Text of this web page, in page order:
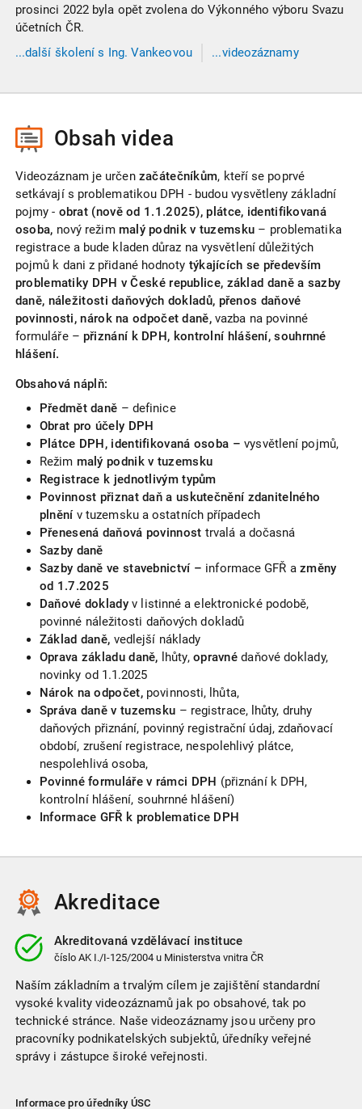
prosinci 2022 byla opět zvolena do Výkonného výboru Svazu
účetních ČR.
...další školení s Ing. Vankeovou
...videozáznamy
Obsah videa
Videozáznam je určen začátečníkům, kteří se poprvé
setkávají s problematikou DPH - budou vysvětleny základní
pojmy - obrat (nově od 1.1.2025), plátce, identifikovaná
osoba, nový režim malý podnik v tuzemsku – problematika
registrace a bude kladen důraz na vysvětlení důležitých
pojmů k dani z přidané hodnoty týkajících se především
problematiky DPH v České republice, základ daně a sazby
daně, náležitosti daňových dokladů, přenos daňové
povinnosti, nárok na odpočet daně,vazba na povinné
formuláře – přiznání k DPH, kontrolní hlášení, souhrnné
hlášení.
Obsahová náplň:
Předmět daně – definice
Obrat pro účely DPH
Plátce DPH, identifikovaná osoba – vysvětlení pojmů,
Režim malý podnik v tuzemsku
Registrace k jednotlivým typům
Povinnost přiznat daň a uskutečnění zdanitelného
plnění v tuzemsku a ostatních případech
Přenesená daňová povinnost trvalá a dočasná
Sazby daně
Sazby daně ve stavebnictví – informace GFŘ azměny
od 1.7.2025
Daňové dokladyv listinné a elektronické podobě,
povinné náležitosti daňových dokladů
Základ daně, vedlejší náklady
Oprava základu daně, lhůty,opravnédaňové doklady,
novinky od 1.1.2025
Nárok na odpočet, povinnosti, lhůta,
Správa daně v tuzemsku – registrace, lhůty, druhy
daňových přiznání, povinný registrační údaj, zdaňovací
období, zrušení registrace, nespolehlivý plátce,
nespolehlivá osoba,
Povinné formuláře v rámci DPH (přiznání k DPH,
kontrolní hlášení, souhrnné hlášení)
Informace GFŘ k problematice DPH
Akreditace
Akreditovaná vzdělávací instituce
číslo AK I./I-125/2004u Ministerstva vnitra ČR
Naším základním a trvalým cílem je zajištění standardní
vysoké kvality videozáznamů jak po obsahové, tak po
technické stránce. Naše videozáznamy jsou určeny pro
pracovníky podnikatelských subjektů, úředníky veřejné
správy i zástupce široké veřejnosti.
Informace pro úředníky ÚSC